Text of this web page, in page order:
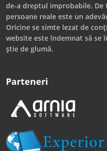
de-a dreptul improbabile. De
persoane reale este un
Oricine se simte lezat de
website este îndemnat să se
știe de glumă.
Parteneri